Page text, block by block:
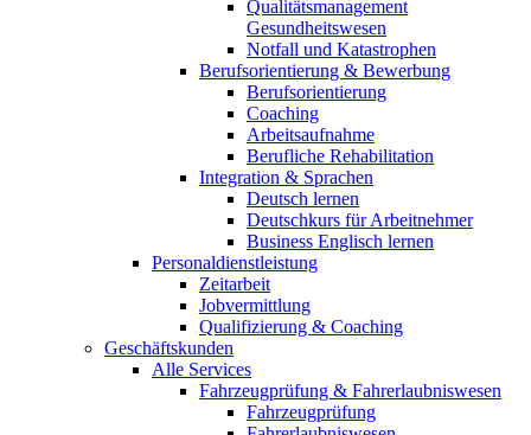
Qualitätsmanagement
Gesundheitswesen
Notfall und Katastrophen
Berufsorientierung & Bewerbung
Berufsorientierung
Coaching
Arbeitsaufnahme
Berufliche Rehabilitation
Integration & Sprachen
Deutsch lernen
Deutschkurs für Arbeitnehmer
Business Englisch lernen
Personaldienstleistung
Zeitarbeit
Jobvermittlung
Qualifizierung & Coaching
Geschäftskunden
Alle Services
Fahrzeugprüfung & Fahrerlaubniswesen
Fahrzeugprüfung